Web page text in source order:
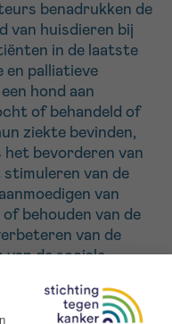
benadrukken de
van huisdieren bij
in de laatste
en palliatieve
hond aan
of behandeld of
ziekte bevinden,
het bevorderen van
van de
van
behouden van de
van de
de sociale
te werken met